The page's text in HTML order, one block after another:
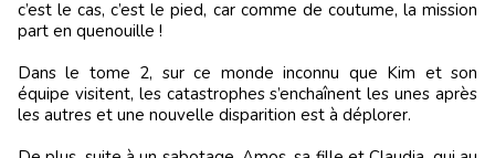
c’est le cas, c’est le pied, car comme de coutume, la mission
part en quenouille !
Dans le tome 2, sur ce monde inconnu que Kim et son
équipe visitent, les catastrophes s’enchaînent les unes après
les autres et une nouvelle disparition est à déplorer.